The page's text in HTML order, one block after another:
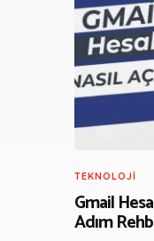
TEKNOLOJI
Gmail
Adım